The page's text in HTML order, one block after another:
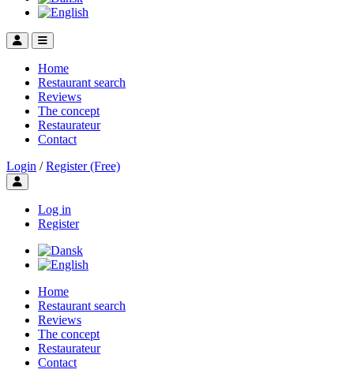
Home
Restaurant search
Reviews
The concept
Restaurateur
Contact
Login / Register (Free)
Toggle user menu
Log in
Register
Home
Restaurant search
Reviews
The concept
Restaurateur
Contact